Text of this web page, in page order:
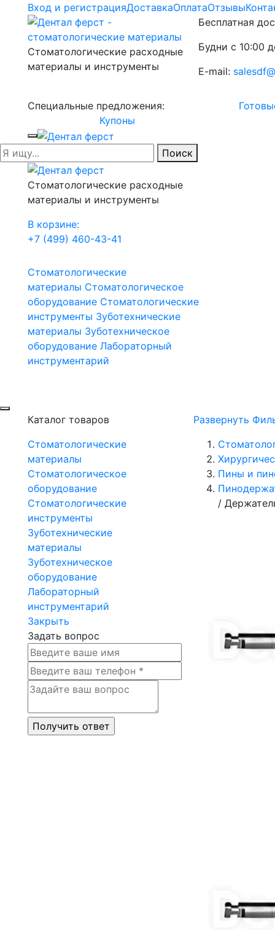
Вход и регистрацияДоставкаОплатаОтзывы
Стоматологические расходные
материалы и инструменты
Бесплатная
Будни с 10:00
E-mail:
Специальные предложения:
Купоны
Поиск
Стоматологические расходные
материалы и инструменты
В корзине:
+7 (499) 460-43-41
Стоматологические
материалы Стоматологическое
оборудование Стоматологические
инструменты Зуботехнические
материалы Зуботехническое
оборудование Лабораторный
инструментарий
Каталог товаров
Стоматологические
материалы
Стоматологическое
оборудование
Стоматологические
инструменты
Зуботехнические
материалы
Зуботехническое
оборудование
Лабораторный
инструментарий
Закрыть
Задать вопрос
Развернуть
Пины и
/